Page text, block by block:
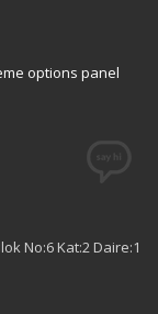
options panel
No:6 Kat:2 Daire:1